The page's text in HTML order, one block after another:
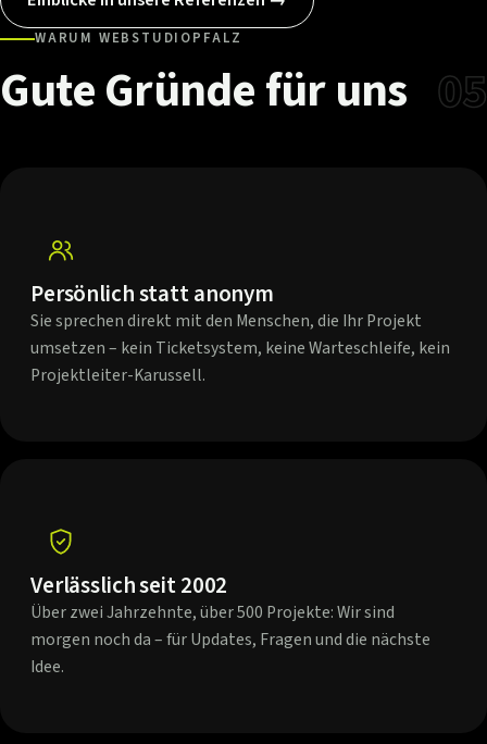
WARUM WEBSTUDIOPFALZ
GuteGründefüruns 05
Persönlich statt anonym
Sie sprechen direkt mit den Menschen, die Ihr Projekt
umsetzen – kein Ticketsystem, keine Warteschleife, kein
Projektleiter-Karussell.
Verlässlich seit 2002
Über zwei Jahrzehnte, über 500 Projekte: Wir sind
morgen noch da – für Updates, Fragen und die nächste
Idee.